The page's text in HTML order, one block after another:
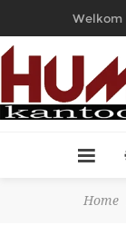
Welkom
Home